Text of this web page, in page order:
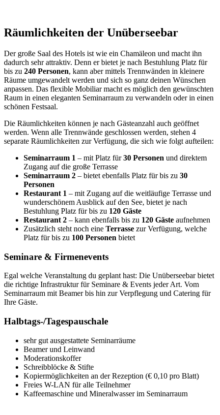
Räumlichkeiten der Unüberseebar
Der große Saal des Hotels ist wie ein Chamäleon und macht ihn
dadurch sehr attraktiv. Denn er bietet je nach Bestuhlung Platz für
bis zu 240 Personen, kann aber mittels Trennwänden in kleinere
Räume umgewandelt werden und sich so ganz deinen Wünschen
anpassen. Das flexible Mobiliar macht es möglich den gewünschten
Raum in einen eleganten Seminarraum zu verwandeln oder in einen
schönen Festsaal.
Die Räumlichkeiten können je nach Gästeanzahl auch geöffnet
werden. Wenn alle Trennwände geschlossen werden, stehen 4
separate Räumlichkeiten zur Verfügung, die sich wie folgt aufteilen:
Seminarraum 1 – mit Platz für30 Personen und direktem
Zugang auf die große Terrasse
Seminarraum 2 – bietet ebenfalls Platz für bis zu 30
Personen
Restaurant 1 – mit Zugang auf die weitläufige Terrasse und
wunderschönem Ausblick auf den See, bietet je nach
Bestuhlung Platz für bis zu 120 Gäste
Restaurant 2 – kann ebenfalls bis zu 120 Gäste aufnehmen
Zusätzlich steht noch eine Terrasse zur Verfügung, welche
Platz für bis zu 100 Personen bietet
Seminare & Firmenevents
Egal welche Veranstaltung du geplant hast: Die Unüberseebar bietet
die richtige Infrastruktur für Seminare & Events jeder Art. Vom
Seminarraum mit Beamer bis hin zur Verpflegung und Catering für
Ihre Gäste.
Halbtags-/Tagespauschale
sehr gut ausgestattete Seminarräume
Beamer und Leinwand
Moderationskoffer
Schreibblöcke & Stifte
Kopiermöglichkeiten an der Rezeption (€ 0,10 pro Blatt)
Freies W-LAN für alle Teilnehmer
Kaffeemaschine und Mineralwasser im Seminarraum